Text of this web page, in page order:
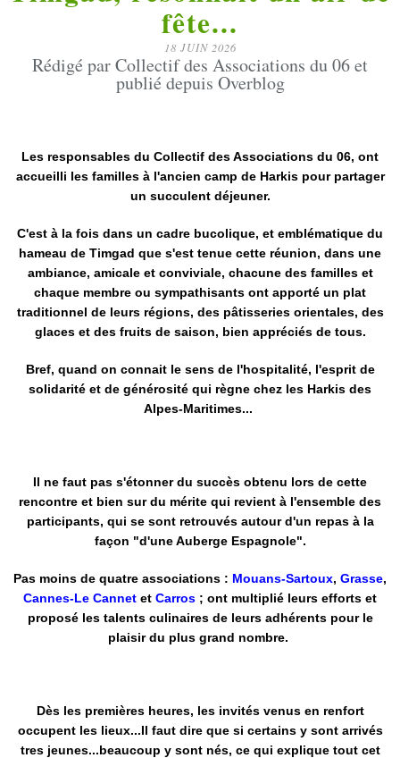
fête...
18 JUIN 2026
Rédigé par Collectif des Associations du 06 et
publié depuis Overblog
Les responsables du Collectif des Associations du 06, ont
accueilli les familles à l'ancien camp de Harkis pour partager
un succulent déjeuner.
C'est à la fois dans un cadre bucolique, et emblématique du
hameau de Timgad que s'est tenue cette réunion, dans une
ambiance, amicale et conviviale, chacune des familles et
chaque membre ou sympathisants ont apporté un plat
traditionnel de leurs régions, des pâtisseries orientales, des
glaces et des fruits de saison, bien appréciés de tous.
Bref, quand on connait le sens de l'hospitalité, l'esprit de
solidarité et de générosité qui règne chez les Harkis des
Alpes-Maritimes...
Il ne faut pas s'étonner du succès obtenu lors de cette
rencontre et bien sur du mérite qui revient à l'ensemble des
participants, qui se sont retrouvés autour d'un repas à la
façon "d'une Auberge Espagnole".
Pas moins de quatre associations : Mouans-Sartoux, Grasse,
Cannes-Le Cannet et Carros ; ont multiplié leurs efforts et
proposé les talents culinaires de leurs adhérents pour le
plaisir du plus grand nombre.
Dès les premières heures, les invités venus en renfort
occupent les lieux...Il faut dire que si certains y sont arrivés
tres jeunes...beaucoup y sont nés, ce qui explique tout cet